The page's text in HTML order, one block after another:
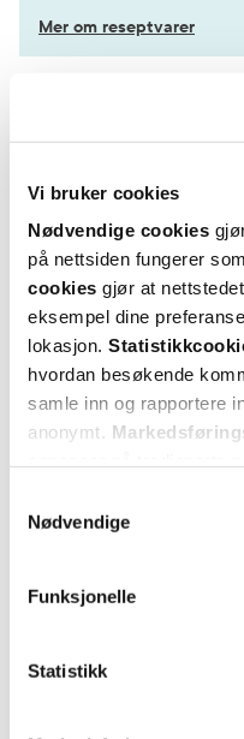
Vi bruker cookies
Nødvendige cookies
på nettsiden fungerer
cookies gjør at
eksempel dine
lokasjon.
hvordan besøkende
samle inn og rapportere
anonymt.
Nødvendige
Funksjonelle
Statistikk
Mer om reseptvarer